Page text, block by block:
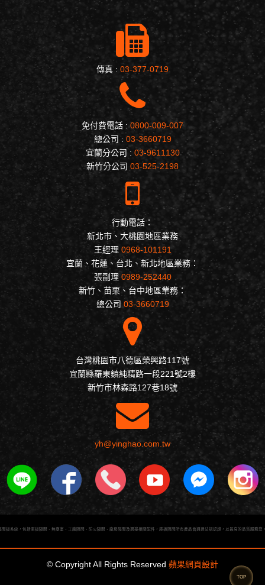
TOP
傳真 : 03-377-0719
免付費電話 :0800-009-007
總公司 : 03-3660719
宜蘭分公司 : 03-9611130
新竹分公司 03-525-2198
行動電話：
新北市、大桃園地區業務
王經理 0968-101191
宜蘭、花蓮、台北、新北地區業務：
張副理0989-252440
新竹、苗栗、台中地區業務：
總公司 03-3660719
台灣桃園市八德區榮興路117號
宜蘭縣羅東鎮純精路一段221號2樓
新竹市林森路127巷18號
yh@yinghao.com.tw
間板系統，包括庫板隔間、無塵室、工廠隔間、防火隔間、廠房隔間及週邊相關配件，庫板隔間所有產品皆通過法規認證，以最高的品質服務您
© Copyright All Rights Reserved 蘋果網頁設計